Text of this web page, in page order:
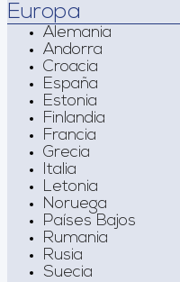
Europa
Alemania
Andorra
Croacia
España
Estonia
Finlandia
Francia
Grecia
Italia
Letonia
Noruega
Países Bajos
Rumania
Rusia
Suecia